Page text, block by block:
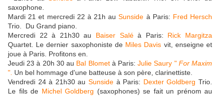
saxophone.
Mardi 21 et mercredi 22 à 21h auSunside à Paris: Fred Hersch
Trio. Du Grand piano.
Mercredi 22 à 21h30 au Baiser Saléà Paris: Rick Margitza
Quartet. Le dernier saxophoniste de Miles Davis vit, enseigne et
joue à Paris. Profitons en.
Jeudi 23 à 20h 30 au Bal Blometà Paris:Julie Saury " For Maxim
". Un bel hommage d'une batteuse à son père, clarinettiste.
Vendredi 24 à 21h30 au Sunside à Paris: Dexter Goldberg Trio.
Le fils de Michel Goldberg (saxophones) se fait un prénom au